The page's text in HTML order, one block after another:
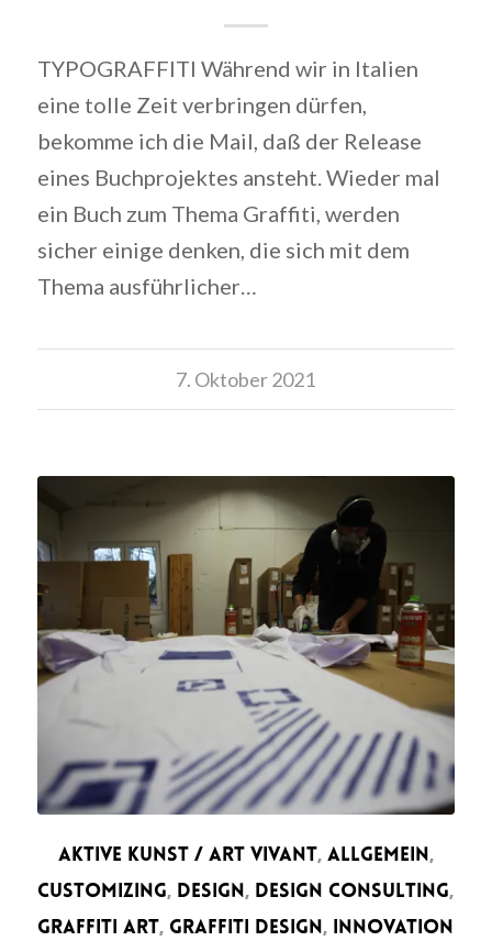
TYPOGRAFFITI Während wir in Italien
eine tolle Zeit verbringen dürfen,
bekomme ich die Mail, daß der Release
eines Buchprojektes ansteht. Wieder mal
ein Buch zum Thema Graffiti, werden
sicher einige denken, die sich mit dem
Thema ausführlicher…
7. Oktober 2021
AKTIVE KUNST / ART VIVANT, ALLGEMEIN,
CUSTOMIZING, DESIGN, DESIGN CONSULTING,
GRAFFITI ART,GRAFFITI DESIGN, INNOVATION